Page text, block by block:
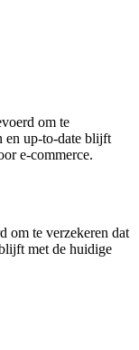
om te
en up-to-date blijft
e-commerce.
om te verzekeren dat
met de huidige